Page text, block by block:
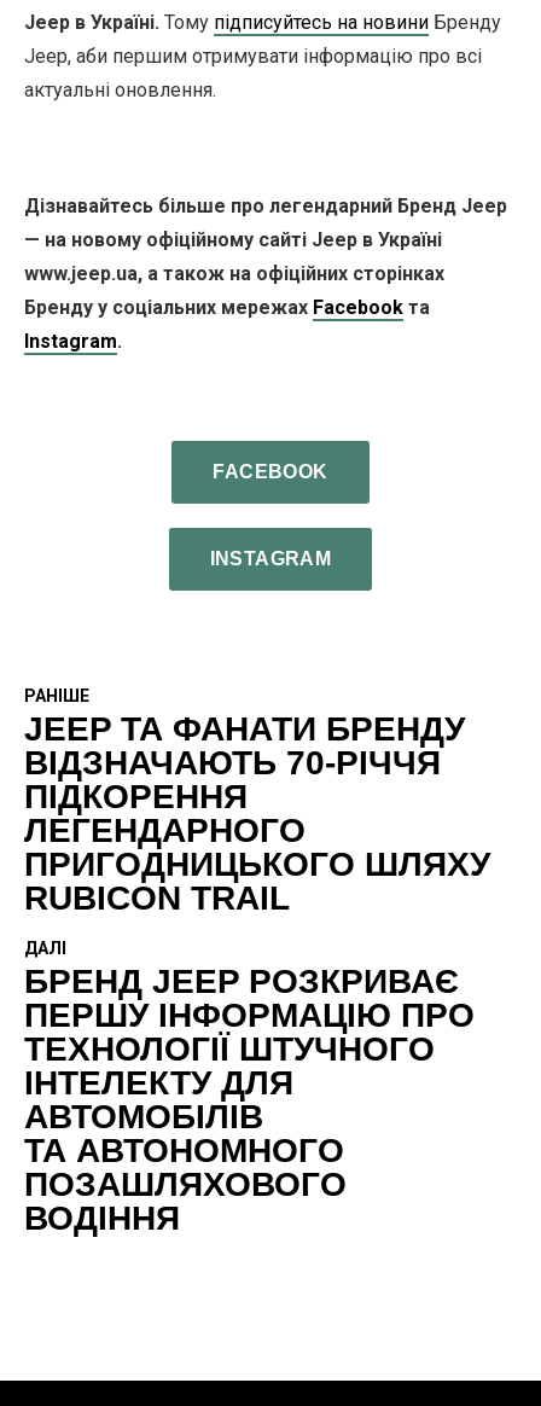
Jeep в Україні. Тому підписуйтесь на новини Бренду
Jeep, аби першим отримувати інформацію про всі
актуальні оновлення.
Дізнавайтесь більше про легендарний Бренд Jeep
— на новому офіційному сайті Jeep в Україні
www.jeep.ua, а також на офіційних сторінках
Бренду у соціальних мережах Facebook та
Instagram.
FACEBOOK
INSTAGRAM
РАНІШЕ
JEEP ТА ФАНАТИ БРЕНДУ
ВІДЗНАЧАЮТЬ 70-РІЧЧЯ
ПІДКОРЕННЯ
ЛЕГЕНДАРНОГО
ПРИГОДНИЦЬКОГО ШЛЯХУ
RUBICON TRAIL
ДАЛІ
БРЕНД JEEP РОЗКРИВАЄ
ПЕРШУ ІНФОРМАЦІЮ ПРО
ТЕХНОЛОГІЇ ШТУЧНОГО
ІНТЕЛЕКТУ ДЛЯ
АВТОМОБІЛІВ
ТА АВТОНОМНОГО
ПОЗАШЛЯХОВОГО
ВОДІННЯ